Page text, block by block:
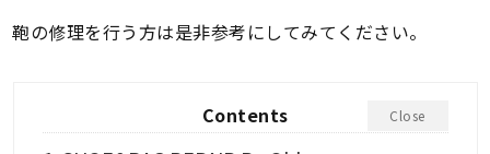
鞄の修理を行う方は是非参考にしてみてください。
Contents Close